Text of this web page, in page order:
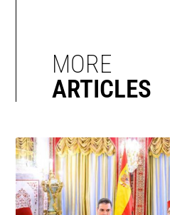
MORE
ARTICLES